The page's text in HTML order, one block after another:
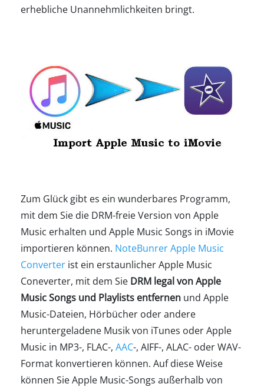
erhebliche Unannehmlichkeiten bringt.
Zum Glück gibt es ein wunderbares Programm,
mit dem Sie die DRM-freie Version von Apple
Music erhalten und Apple Music Songs in iMovie
importieren können. NoteBunrer Apple Music
Converter ist ein erstaunlicher Apple Music
Coneverter, mit dem Sie DRM legal von Apple
Music Songs und Playlists entfernen und Apple
Music-Dateien, Hörbücher oder andere
heruntergeladene Musik von iTunes oder Apple
Music in MP3-, FLAC-, AAC-, AIFF-, ALAC- oder WAV-
Format konvertieren können. Auf diese Weise
können Sie Apple Music-Songs außerhalb von